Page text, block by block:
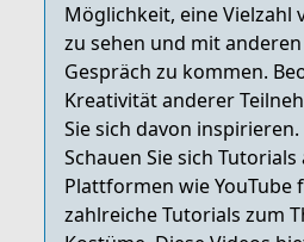
Möglichkeit, eine Vielzahl
zu sehen und mit
Gespräch zu kommen.
Kreativität anderer
Sie sich davon inspirieren.
Schauen Sie sich Tutorials
Plattformen wie YouTube
zahlreiche Tutorials zum